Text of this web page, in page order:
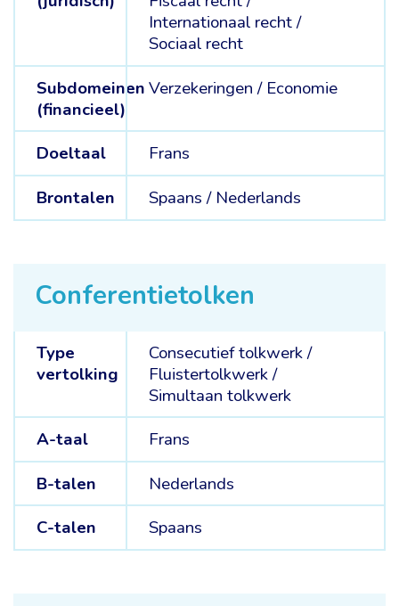
Internationaal recht /
Sociaal recht
Subdomeinen
(financieel)
Verzekeringen / Economie
Doeltaal
Frans
Brontalen
Spaans / Nederlands
Conferentietolken
Type
vertolking
Consecutief tolkwerk/
Fluistertolkwerk/
Simultaan tolkwerk
A-taal
Frans
B-talen
Nederlands
C-talen
Spaans